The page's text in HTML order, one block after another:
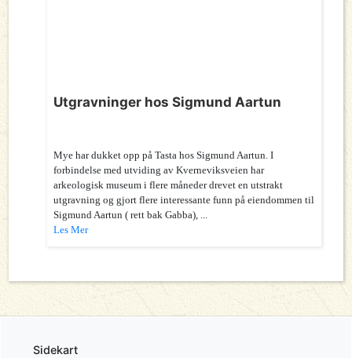
Utgravninger hos Sigmund Aartun
Mye har dukket opp på Tasta hos Sigmund Aartun. I
forbindelse med utviding av Kverneviksveien har
arkeologisk museum i flere måneder drevet en utstrakt
utgravning og gjort flere interessante funn på eiendommen til
Sigmund Aartun ( rett bak Gabba), ...
Les Mer
Sidekart